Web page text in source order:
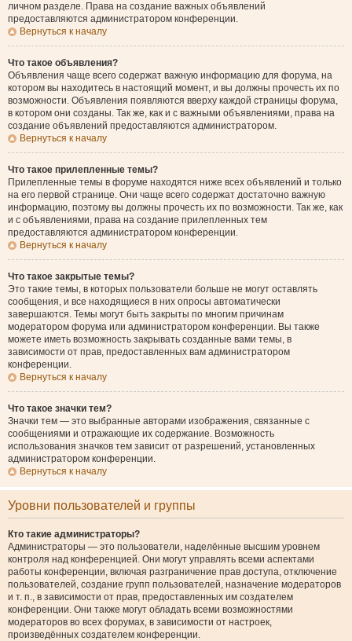
личном разделе. Права на создание важных объявлений
предоставляются администратором конференции.
Вернуться к началу
Что такое объявления?
Объявления чаще всего содержат важную информацию для форума, на
котором вы находитесь в настоящий момент, и вы должны прочесть их по
возможности. Объявления появляются вверху каждой страницы форума,
в котором они созданы. Так же, как и с важными объявлениями, права на
создание объявлений предоставляются администратором.
Вернуться к началу
Что такое прилепленные темы?
Прилепленные темы в форуме находятся ниже всех объявлений и только
на его первой странице. Они чаще всего содержат достаточно важную
информацию, поэтому вы должны прочесть их по возможности. Так же, как
и с объявлениями, права на создание прилепленных тем
предоставляются администратором конференции.
Вернуться к началу
Что такое закрытые темы?
Это такие темы, в которых пользователи больше не могут оставлять
сообщения, и все находящиеся в них опросы автоматически
завершаются. Темы могут быть закрыты по многим причинам
модератором форума или администратором конференции. Вы также
можете иметь возможность закрывать созданные вами темы, в
зависимости от прав, предоставленных вам администратором
конференции.
Вернуться к началу
Что такое значки тем?
Значки тем — это выбранные авторами изображения, связанные с
сообщениями и отражающие их содержание. Возможность
использования значков тем зависит от разрешений, установленных
администратором конференции.
Вернуться к началу
Уровни пользователей и группы
Кто такие администраторы?
Администраторы — это пользователи, наделённые высшим уровнем
контроля над конференцией. Они могут управлять всеми аспектами
работы конференции, включая разграничение прав доступа, отключение
пользователей, создание групп пользователей, назначение модераторов
и т. п., в зависимости от прав, предоставленных им создателем
конференции. Они также могут обладать всеми возможностями
модераторов во всех форумах, в зависимости от настроек,
произведённых создателем конференции.